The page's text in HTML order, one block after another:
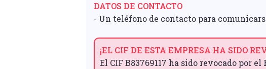
DATOS DE CONTACTO
- Un teléfono de contacto para
¡EL CIF DE ESTA EMPRESA HA SIDO
El CIF B83769117 ha sido revocado por